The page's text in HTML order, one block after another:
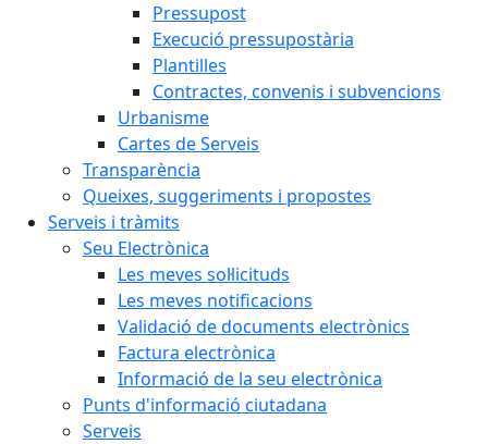
Pressupost
Execució pressupostària
Plantilles
Contractes, convenis i subvencions
Urbanisme
Cartes de Serveis
Transparència
Queixes, suggeriments i propostes
Serveis i tràmits
Seu Electrònica
Les meves sol·licituds
Les meves notificacions
Validació de documents electrònics
Factura electrònica
Informació de la seu electrònica
Punts d'informació ciutadana
Serveis